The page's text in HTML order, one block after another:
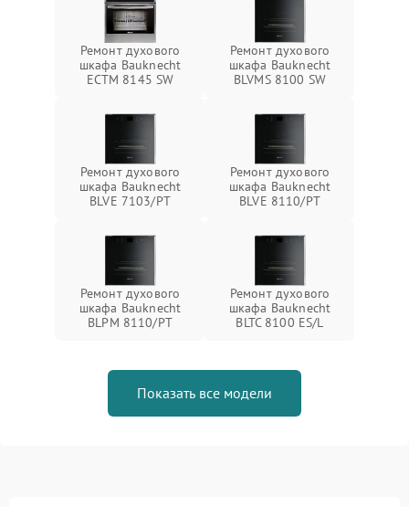
Ремонт духового
шкафа Bauknecht
ECTM 8145 SW
Ремонт духового
шкафа Bauknecht
BLVMS 8100 SW
Ремонт духового
шкафа Bauknecht
BLVE 7103/PT
Ремонт духового
шкафа Bauknecht
BLVE 8110/PT
Ремонт духового
шкафа Bauknecht
BLPM 8110/PT
Ремонт духового
шкафа Bauknecht
BLTC 8100 ES/L
Показать все модели